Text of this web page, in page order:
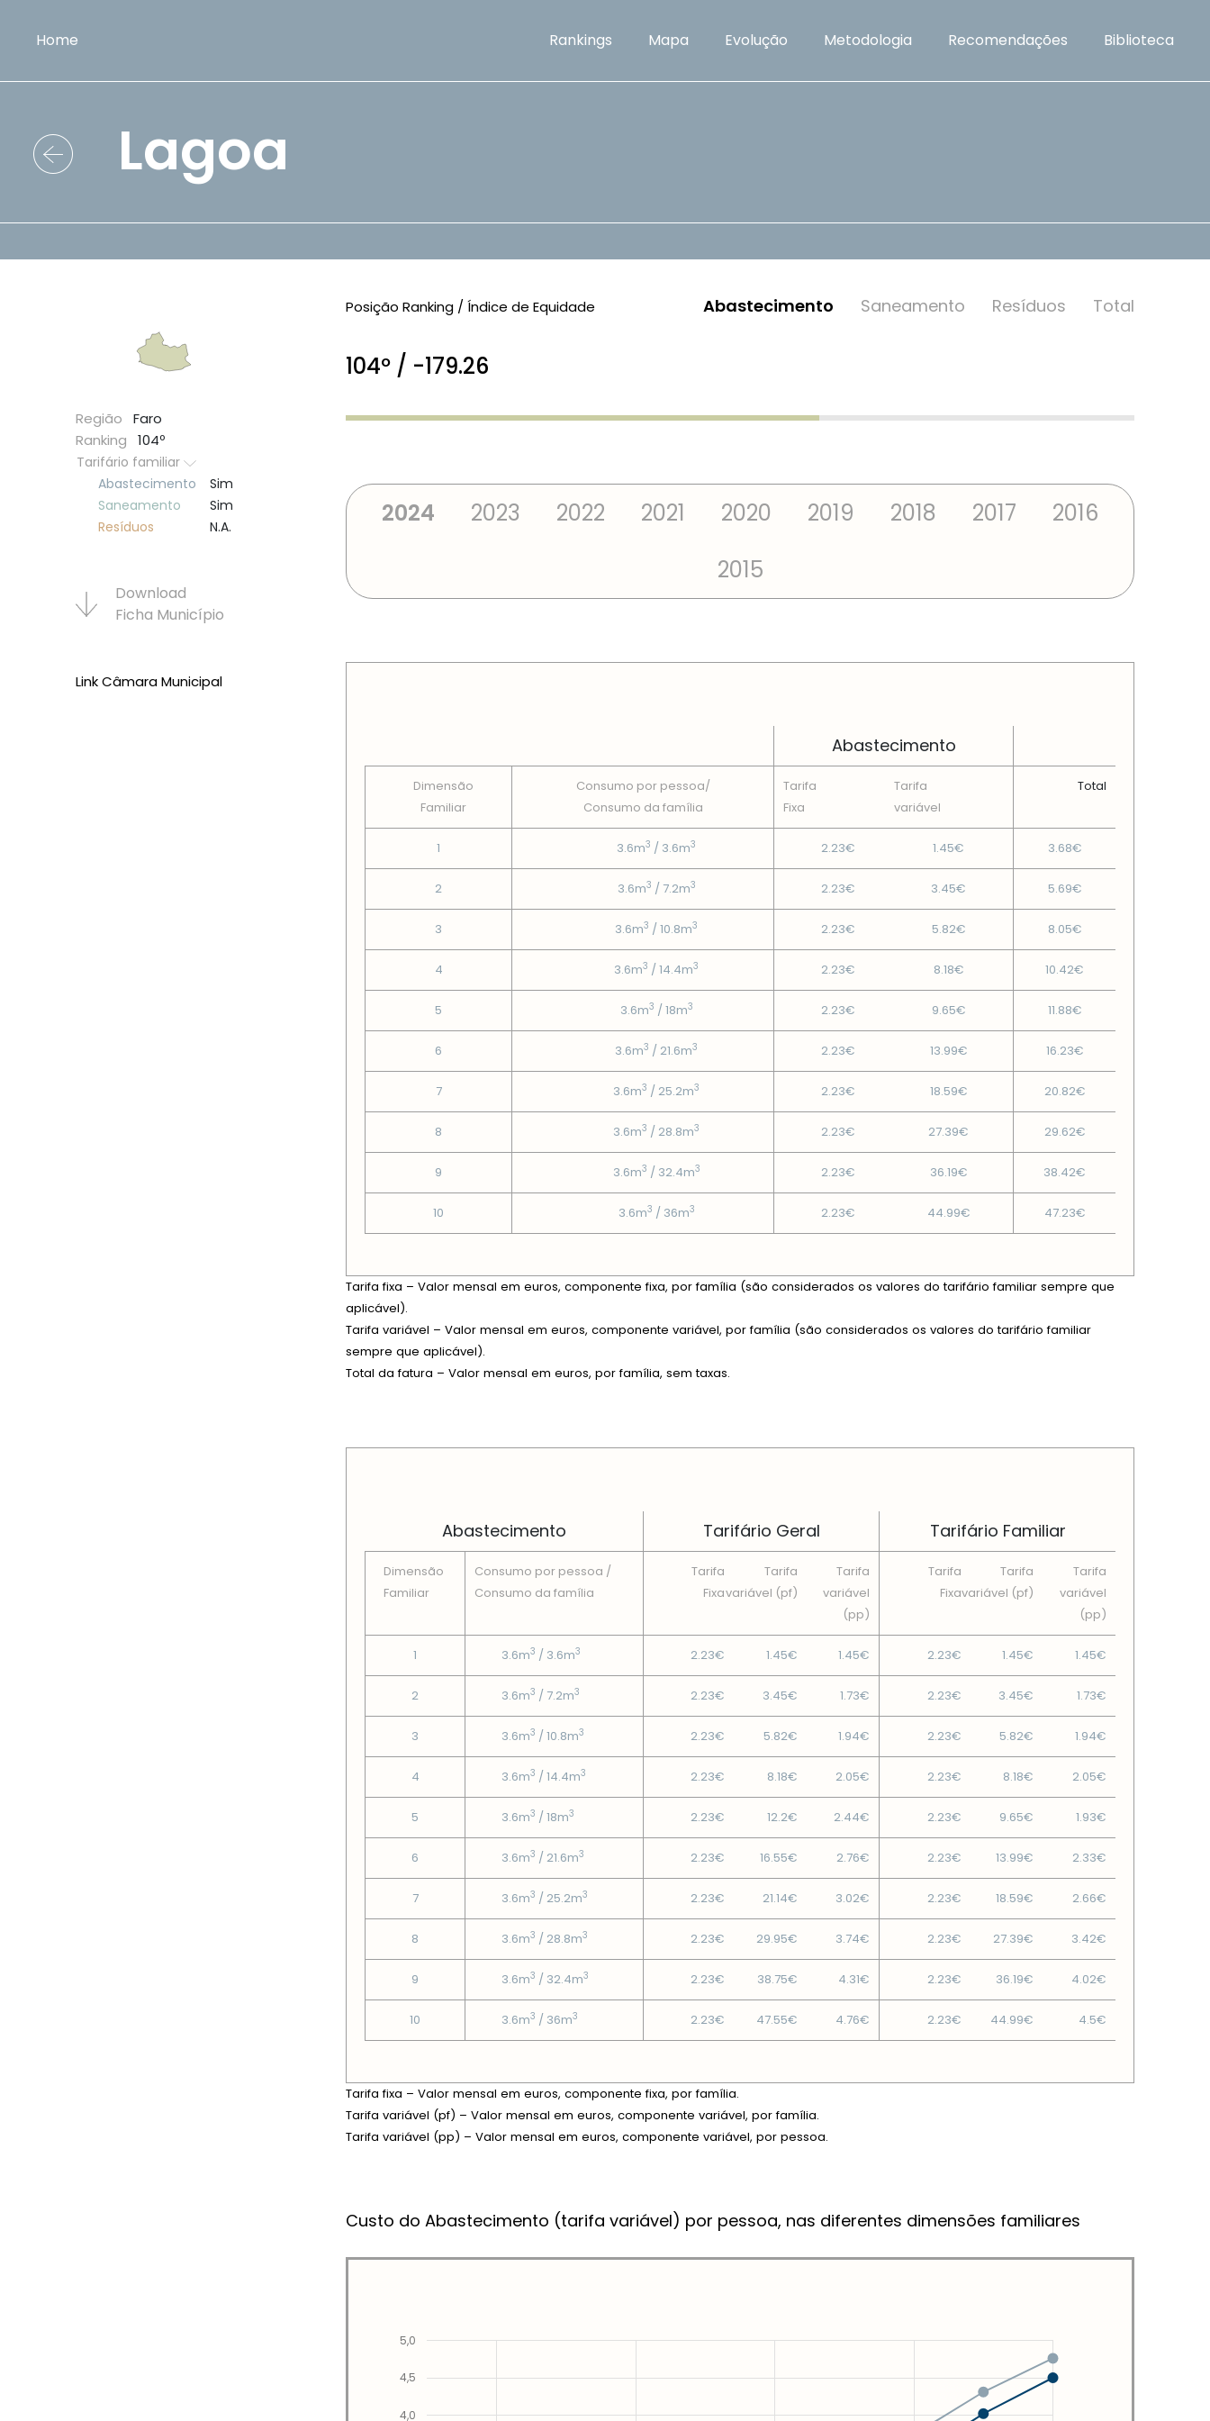
Home Rankings Mapa Evolução Metodologia Recomendações Biblioteca
Lagoa
Região
Faro
Ranking
104º
Tarifário familiar
Abastecimento
Sim
Saneamento
Sim
Resí­duos
N.A.
Download
Ficha Municí­pio
Link Câmara Municipal
Posição Ranking / Índice de Equidade Abastecimento Saneamento Resí­duos Total
104º / -179.26
2024 2023 2022 2021 2020 2019 2018 2017
2016
2015
Abastecimento
Dimensão
Familiar
Consumo por pessoa/
Consumo da famí­lia
Tarifa
Fixa
Tarifa
variável
Total
1 3.6m3 / 3.6m3 2.23€ 1.45€ 3.68€
2 3.6m3 / 7.2m3 2.23€ 3.45€ 5.69€
3 3.6m3 / 10.8m3 2.23€ 5.82€ 8.05€
4 3.6m3 / 14.4m3 2.23€ 8.18€ 10.42€
5 3.6m3 / 18m3 2.23€ 9.65€ 11.88€
6 3.6m3 / 21.6m3 2.23€ 13.99€ 16.23€
7 3.6m3 / 25.2m3 2.23€ 18.59€ 20.82€
8 3.6m3 / 28.8m3 2.23€ 27.39€ 29.62€
9 3.6m3 / 32.4m3 2.23€ 36.19€ 38.42€
10 3.6m3 / 36m3 2.23€ 44.99€ 47.23€
Tarifa fixa – Valor mensal em euros, componente fixa, por família (são considerados os valores do tarifário familiar sempre que
aplicável).
Tarifa variável – Valor mensal em euros, componente variável, por família (são considerados os valores do tarifário familiar
sempre que aplicável).
Total da fatura – Valor mensal em euros, por família, sem taxas.
Abastecimento Tarifário Geral Tarifário Familiar
Dimensão
Familiar
Consumo por pessoa /
Consumo da famí­lia
Tarifa
Fixa
Tarifa
variável (pf)
Tarifa
variável
(pp)
Tarifa
Fixa
Tarifa
variável (pf)
Tarifa
variável
(pp)
1 3.6m3 / 3.6m3 2.23€ 1.45€ 1.45€ 2.23€ 1.45€ 1.45€
2 3.6m3 / 7.2m3 2.23€ 3.45€ 1.73€ 2.23€ 3.45€ 1.73€
3 3.6m3 / 10.8m3 2.23€ 5.82€ 1.94€ 2.23€ 5.82€ 1.94€
4 3.6m3 / 14.4m3 2.23€ 8.18€ 2.05€ 2.23€ 8.18€ 2.05€
5 3.6m3 / 18m3 2.23€ 12.2€ 2.44€ 2.23€ 9.65€ 1.93€
6 3.6m3 / 21.6m3 2.23€ 16.55€ 2.76€ 2.23€ 13.99€ 2.33€
7 3.6m3 / 25.2m3 2.23€ 21.14€ 3.02€ 2.23€ 18.59€ 2.66€
8 3.6m3 / 28.8m3 2.23€ 29.95€ 3.74€ 2.23€ 27.39€ 3.42€
9 3.6m3 / 32.4m3 2.23€ 38.75€ 4.31€ 2.23€ 36.19€ 4.02€
10 3.6m3 / 36m3 2.23€ 47.55€ 4.76€ 2.23€ 44.99€ 4.5€
Tarifa fixa – Valor mensal em euros, componente fixa, por família.
Tarifa variável (pf) – Valor mensal em euros, componente variável, por família.
Tarifa variável (pp) – Valor mensal em euros, componente variável, por pessoa.
Custo do Abastecimento (tarifa variável) por pessoa, nas diferentes dimensões familiares
4,0
4,5
5,0